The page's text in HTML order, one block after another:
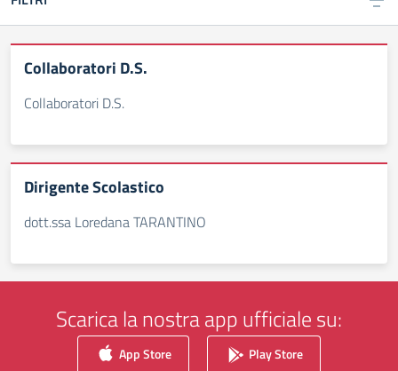
Collaboratori D.S.
Collaboratori D.S.
Dirigente Scolastico
dott.ssa Loredana TARANTINO
Scarica la nostra app ufficiale su:
App Store Play Store